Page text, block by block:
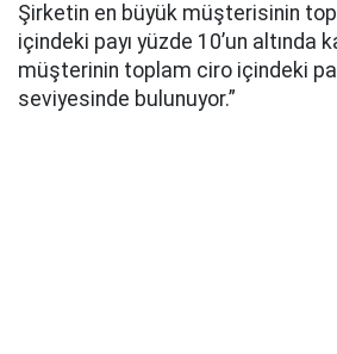
Şirketin en büyük müşterisinin
içindeki payı yüzde 10’un altında
müşterinin toplam ciro içindeki
seviyesinde bulunuyor.”